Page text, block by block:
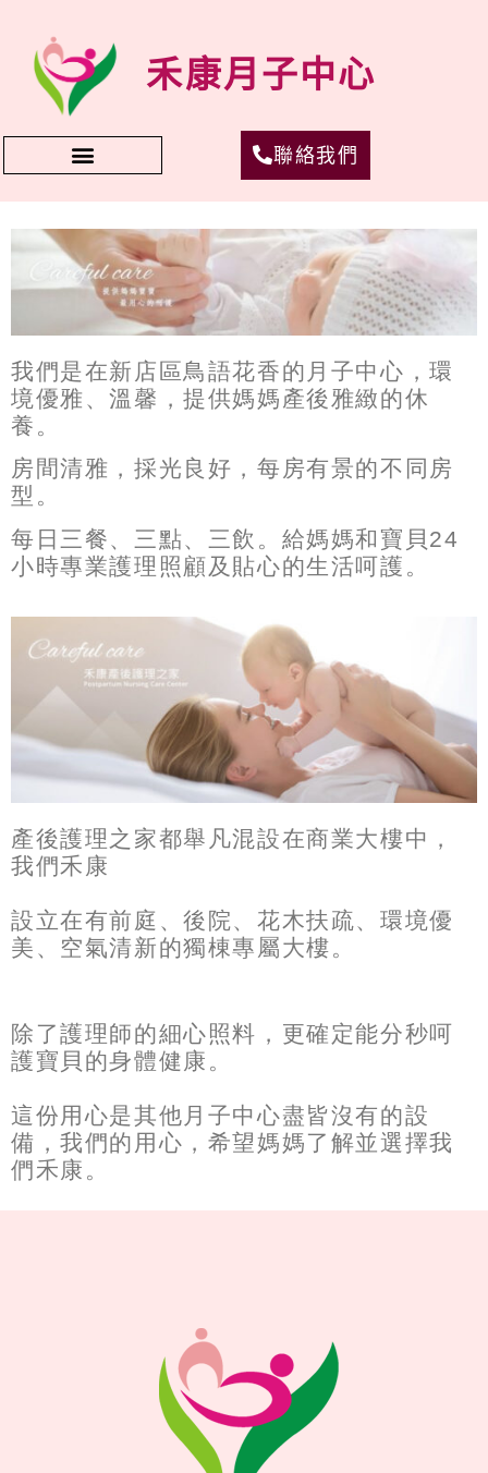
禾康月子中心
聯絡我們
我們是在新店區鳥語花香的月子中心，環
境優雅、溫馨，提供媽媽產後雅緻的休
養。
房間清雅，採光良好，每房有景的不同房
型。
每日三餐、三點、三飲。給媽媽和寶貝24
小時專業護理照顧及貼心的生活呵護。
產後護理之家都舉凡混設在商業大樓中，
我們禾康
設立在有前庭、後院、花木扶疏、環境優
美、空氣清新的獨棟專屬大樓。
除了護理師的細心照料，更確定能分秒呵
護寶貝的身體健康。
這份用心是其他月子中心盡皆沒有的設
備，我們的用心，希望媽媽了解並選擇我
們禾康。